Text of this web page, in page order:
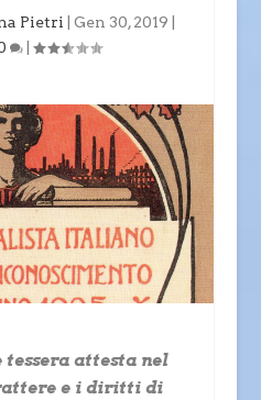
Pietri |Gen 30, 2019
|
tessera attesta nel
e i diritti di